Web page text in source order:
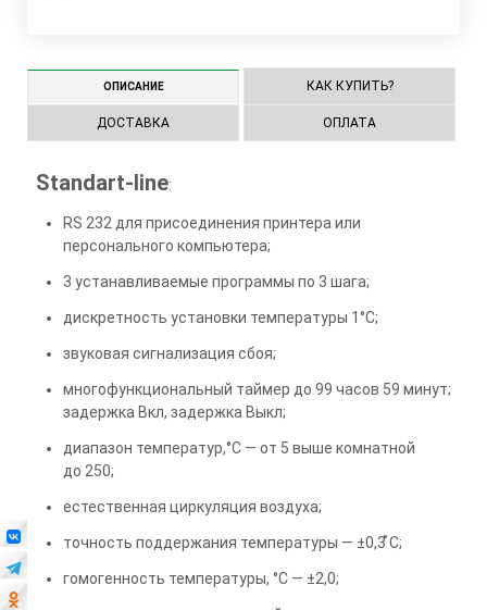
ОПИСАНИЕ КАК КУПИТЬ?
ДОСТАВКА ОПЛАТА
Standart-line:
RS 232 для присоединения принтера или
персонального компьютера;
3 устанавливаемые программы по 3 шага;
дискретность установки температуры 1°С;
звуковая сигнализация сбоя;
многофункциональный таймер до 99 часов 59 минут;
задержка Вкл, задержка Выкл;
диапазон температур,°С — от 5 выше комнатной
до 250;
естественная циркуляция воздуха;
точность поддержания температуры — ±0,3 ̊С;
гомогенность температуры, °С — ±2,0;